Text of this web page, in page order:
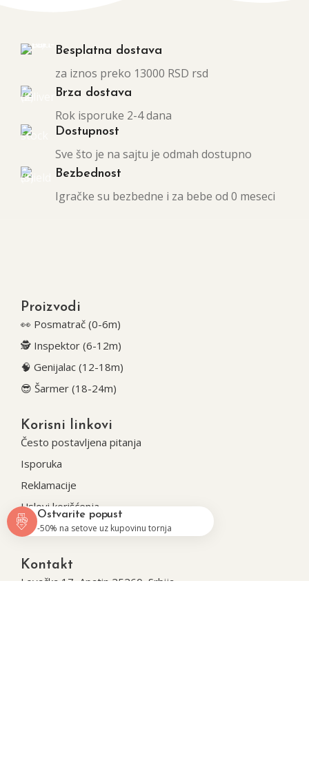
Besplatna dostava
za iznos preko 13000 RSD rsd
Brza dostava
Rok isporuke 2-4 dana
Dostupnost
Sve što je na sajtu je odmah dostupno
Bezbednost
Igračke su bezbedne i za bebe od 0 meseci
Proizvodi
👀 Posmatrač (0-6m)
🕵️ Inspektor (6-12m)
🧠 Genijalac (12-18m)
😎 Šarmer (18-24m)
Korisni linkovi
Često postavljena pitanja
Isporuka
Reklamacije
Uslovi korišćenja
Politika privatnosti
Kontakt
Lovačka 17, Apatin 25260, Srbija
Ostvarite popust
-50% na setove uz kupovinu tornja